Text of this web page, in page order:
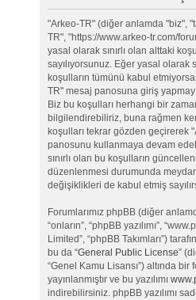
"Arkeo-TR" (diğer anlamda "biz",
TR", "https://www.arkeo-tr.com/
yasal olarak sınırlı olan alttaki
sayılıyorsunuz. Eğer yasal olarak
koşulların tümünü kabul
TR" mesaj panosuna giriş
Biz bu koşulları herhangi bir
bilgilendirebiliriz, buna rağmen
koşulları tekrar gözden geçirerek
panosunu kullanmaya devam
sınırlı olan bu koşulların
düzenlenmesi durumunda
değişiklikleri de kabul etmiş
Forumlarımız phpBB (diğer
“onların”, “phpBB yazılımı”,
Limited”, “phpBB Takımları”)
bu da “General Public License”
“Genel Kamu Lisansı”) altında bir
yayınlanmıştır ve bu yazılımı
indirebilirsiniz. phpBB yazılımı